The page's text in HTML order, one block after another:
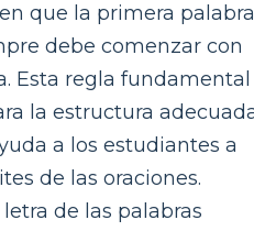
que la primera palabra
debe comenzar con
Esta regla fundamental
la estructura
a los estudiantes a
de las oraciones.
de las palabras